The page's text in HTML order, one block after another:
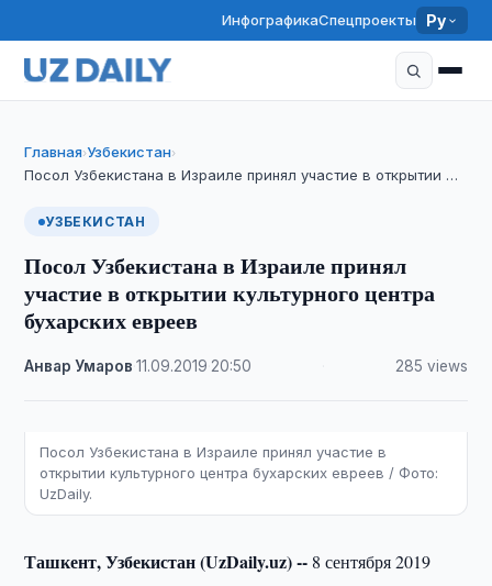
ИнфографикаСпецпроекты Ру
Главная›Узбекистан›
Посол Узбекистана в Израиле принял участие в открытии …
УЗБЕКИСТАН
Посол Узбекистана в Израиле принял
участие в открытии культурного центра
бухарских евреев
Анвар Умаров ·11.09.2019 20:50 285 views
Посол Узбекистана в Израиле принял участие в
открытии культурного центра бухарских евреев / Фото:
UzDaily.
Ташкент, Узбекистан (UzDaily.uz) -- 8 сентября 2019